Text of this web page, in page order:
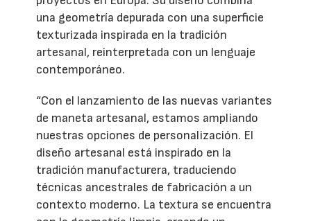
una geometría depurada con una superficie
texturizada inspirada en la tradición
artesanal, reinterpretada con un lenguaje
contemporáneo.
“Con el lanzamiento de las nuevas variantes
de maneta artesanal, estamos ampliando
nuestras opciones de personalización. El
diseño artesanal está inspirado en la
tradición manufacturera, traduciendo
técnicas ancestrales de fabricación a un
contexto moderno. La textura se encuentra